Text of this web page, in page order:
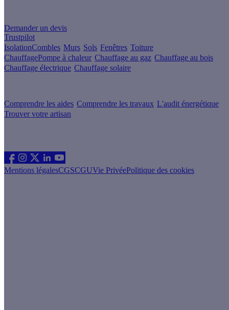
Demander un devis
Trustpilot
IsolationCombles Murs Sols Fenêtres Toiture
ChauffagePompe à chaleur Chauffage au gaz Chauffage au bois
Chauffage électrique Chauffage solaire
Comprendre les aides Comprendre les travaux L'audit énergétique
Trouver votre artisan
Mentions légalesCGSCGUVie PrivéePolitique des cookies